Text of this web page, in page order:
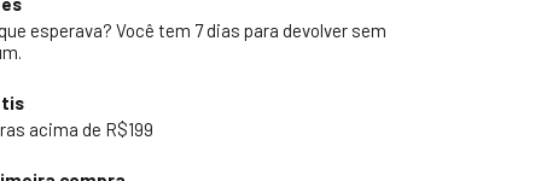
esperava? Você tem 7 dias para devolver sem
acima de R$199